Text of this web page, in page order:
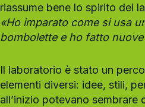
riassume bene lo spirito del
«Ho imparato come si usa
bombolette e ho fatto nuove
Il laboratorio è stato un
elementi diversi: idee, stili,
all’inizio potevano sembrare